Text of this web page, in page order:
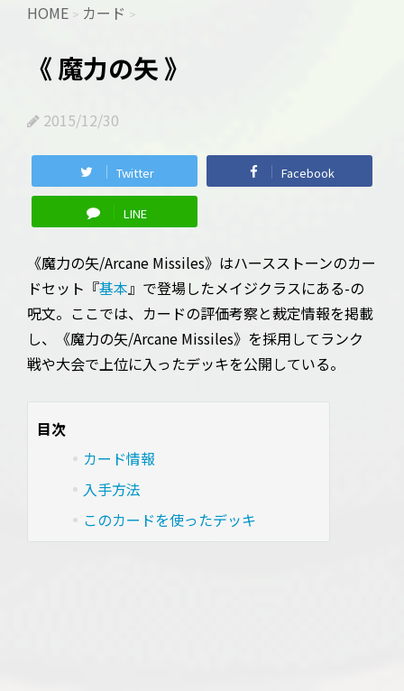
HOME > カード >
《 魔力の矢 》
2015/12/30
Twitter Facebook
LINE
《魔力の矢/Arcane Missiles》はハースストーンのカー
ドセット『基本』で登場したメイジクラスにある-の
呪文。ここでは、カードの評価考察と裁定情報を掲載
し、《魔力の矢/Arcane Missiles》を採用してランク
戦や大会で上位に入ったデッキを公開している。
目次
カード情報
入手方法
このカードを使ったデッキ